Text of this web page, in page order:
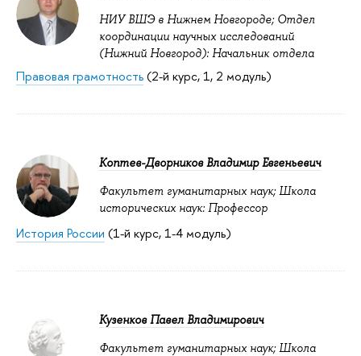
НИУ ВШЭ в Нижнем Новгороде; Отдел
координации научных исследований
(Нижний Новгород): Начальник отдела
Правовая грамотность(2-й курс, 1, 2 модуль)
Коптев-Дворников Владимир Евгеньевич
Факультет гуманитарных наук; Школа
исторических наук: Профессор
История России (1-й курс, 1-4 модуль)
Кузенков Павел Владимирович
Факультет гуманитарных наук; Школа